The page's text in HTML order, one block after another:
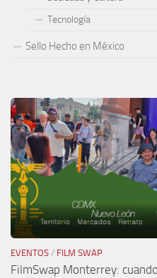
Tecnología
Sello Hecho en México
EVENTOS / FILM SWAP
FilmSwap Monterrey: